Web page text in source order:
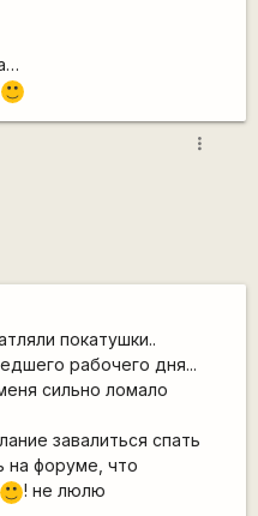
:)
more_vert
покатушки..
рабочего дня...
сильно ломало
завалиться спать
на форуме, что
:) ! не люлю